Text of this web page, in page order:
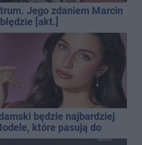
Jego zdaniem Marcin
[akt.]
będzie najbardziej
które pasują do